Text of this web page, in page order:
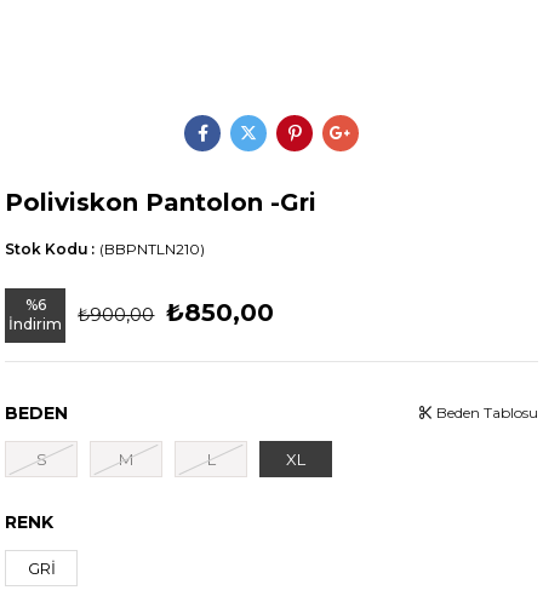
Poliviskon Pantolon -Gri
(BBPNTLN210)
Stok Kodu
%6
İndirim
₺900,00 ₺850,00
BEDEN
S M L XL
Beden Tablosu
RENK
GRİ